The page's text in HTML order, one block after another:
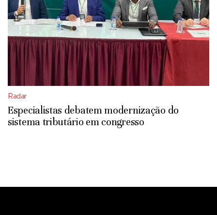
Radar
Especialistas debatem modernização do
sistema tributário em congresso